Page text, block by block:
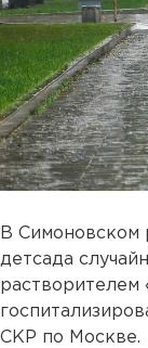
В Симоновском
детсада
растворителем
СКР по Москве.